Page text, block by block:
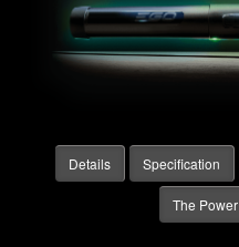
Details Specification
The Power